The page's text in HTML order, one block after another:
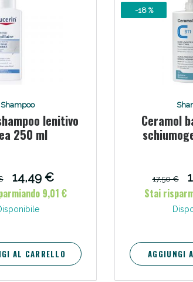
Shampoo
lenitivo
250 ml
14,49 €
9,01 €
AL CARRELLO
-18 %
Ceramol
17,50 €
Stai
AGGIUNGI